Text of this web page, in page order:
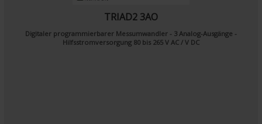
TRIAD2 3AO
Digitaler programmierbarer Messumwandler - 3 Analog-Ausgänge -
Hilfsstromversorgung 80 bis 265 V AC / V DC